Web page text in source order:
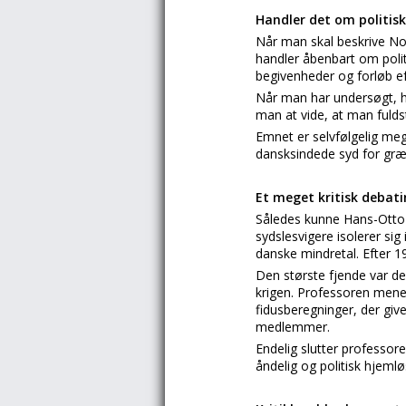
Handler det om
Når man skal beskrive
handler åbenbart om
begivenheder og forløb
Når man har undersøgt,
man at vide, at man
Emnet er selvfølgelig
dansksindede syd for
Et meget kritisk
Således kunne Hans-
sydslesvigere isolerer
danske mindretal. Efter
Den største fjende var
krigen. Professoren
fidusberegninger, der
medlemmer.
Endelig slutter
åndelig og politisk